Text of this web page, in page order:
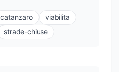
catanzaro
viabilita
strade-chiuse